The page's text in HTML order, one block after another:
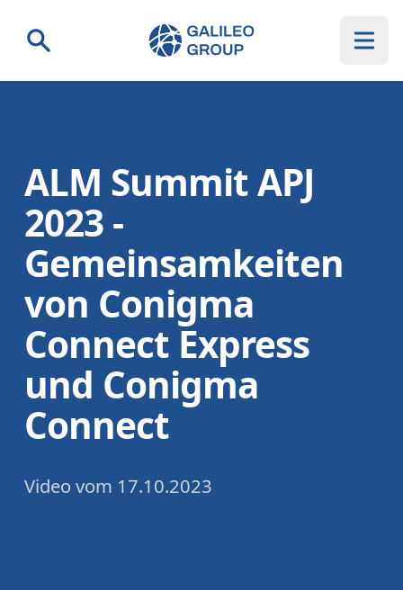
Suche Galileo Group AG
ALM Summit APJ
2023 -
Gemeinsamkeiten
von Conigma
Connect Express
und Conigma
Connect
Video vom 17.10.2023